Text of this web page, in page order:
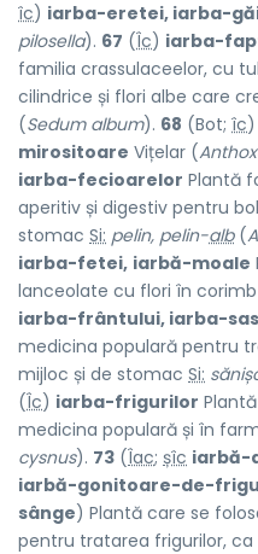
îc) iarba-eretei, iarba-
pilosella). 67 (Îc) iarba-
familia crassulaceelor, cu
cilindrice și flori albe care
(Sedum album). 68 (Bot; îc)
mirositoare Vițelar (
iarba-fecioarelor Plantă
aperitiv și digestiv pentru
stomac Si: pelin, pelin-alb(
iarba-fetei, iarbă-moale
lanceolate cu flori în
iarba-frântului, iarba-
medicina populară pentru
mijloc și de stomac Si:
(Îc) iarba-frigurilor
medicina populară și în
cysnus). 73 (Îac; șîc iarbă-
iarbă-gonitoare-de-
sânge) Plantă care se
pentru tratarea frigurilor,